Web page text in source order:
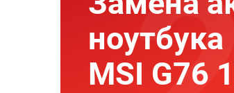
ноутбука
MSI G76